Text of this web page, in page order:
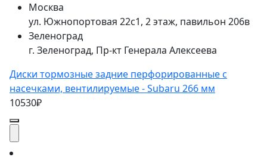
Москва
ул. Южнопортовая 22с1, 2 этаж, павильон 206в
Зеленоград
г. Зеленоград, Пр-кт Генерала Алексеева
Диски тормозные задние перфорированные с
насечками, вентилируемые - Subaru 266 мм
10530₽